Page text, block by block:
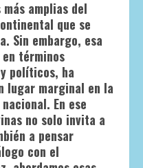
amplias del
que se
Sin embargo, esa
términos
políticos, ha
lugar marginal en la
En ese
no solo invita a
a pensar
con el